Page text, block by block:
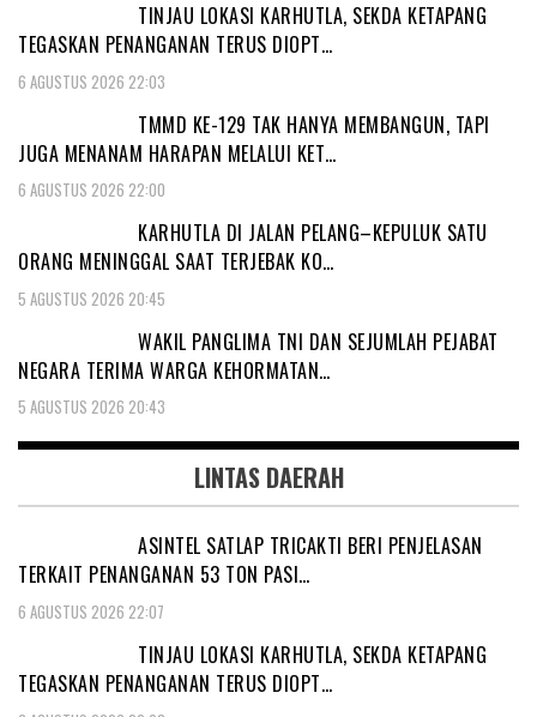
TINJAU LOKASI KARHUTLA, SEKDA KETAPANG
TEGASKAN PENANGANAN TERUS DIOPT…
6 AGUSTUS 2026 22:03
TMMD KE-129 TAK HANYA MEMBANGUN, TAPI
JUGA MENANAM HARAPAN MELALUI KET…
6 AGUSTUS 2026 22:00
KARHUTLA DI JALAN PELANG–KEPULUK SATU
ORANG MENINGGAL SAAT TERJEBAK KO…
5 AGUSTUS 2026 20:45
WAKIL PANGLIMA TNI DAN SEJUMLAH PEJABAT
NEGARA TERIMA WARGA KEHORMATAN…
5 AGUSTUS 2026 20:43
LINTAS DAERAH
ASINTEL SATLAP TRICAKTI BERI PENJELASAN
TERKAIT PENANGANAN 53 TON PASI…
6 AGUSTUS 2026 22:07
TINJAU LOKASI KARHUTLA, SEKDA KETAPANG
TEGASKAN PENANGANAN TERUS DIOPT…